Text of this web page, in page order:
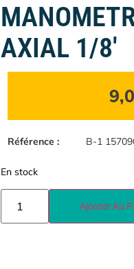
AXIAL 1/8′
Référence : B-1
En stock
Ajouter Au